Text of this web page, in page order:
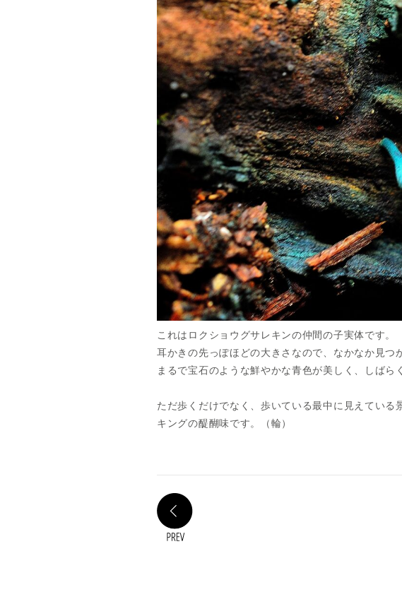
これはロクショウグサレキンの仲間の子実体です。
耳かきの先っぽほどの大きさなので、なかなか見つ
まるで宝石のような鮮やかな青色が美しく、しばら
ただ歩くだけでなく、歩いている最中に見えてい
キングの醍醐味です。（輪）